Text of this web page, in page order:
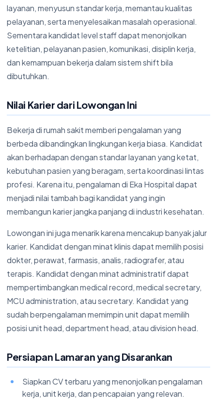
layanan, menyusun standar kerja, memantau kualitas
pelayanan, serta menyelesaikan masalah operasional.
Sementara kandidat level staff dapat menonjolkan
ketelitian, pelayanan pasien, komunikasi, disiplin kerja,
dan kemampuan bekerja dalam sistem shift bila
dibutuhkan.
Nilai Karier dari Lowongan Ini
Bekerja di rumah sakit memberi pengalaman yang
berbeda dibandingkan lingkungan kerja biasa. Kandidat
akan berhadapan dengan standar layanan yang ketat,
kebutuhan pasien yang beragam, serta koordinasi lintas
profesi. Karena itu, pengalaman di Eka Hospital dapat
menjadi nilai tambah bagi kandidat yang ingin
membangun karier jangka panjang di industri kesehatan.
Lowongan ini juga menarik karena mencakup banyak jalur
karier. Kandidat dengan minat klinis dapat memilih posisi
dokter, perawat, farmasis, analis, radiografer, atau
terapis. Kandidat dengan minat administratif dapat
mempertimbangkan medical record, medical secretary,
MCU administration, atau secretary. Kandidat yang
sudah berpengalaman memimpin unit dapat memilih
posisi unit head, department head, atau division head.
Persiapan Lamaran yang Disarankan
Siapkan CV terbaru yang menonjolkan pengalaman
kerja, unit kerja, dan pencapaian yang relevan.